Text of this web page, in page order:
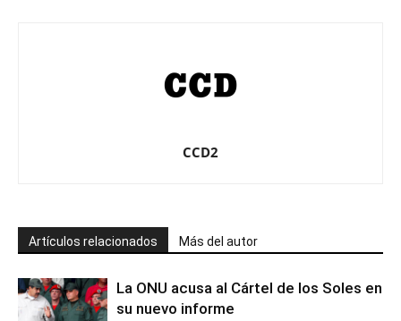
CCD2
Artículos relacionados Más del autor
La ONU acusa al Cártel de los Soles en
su nuevo informe